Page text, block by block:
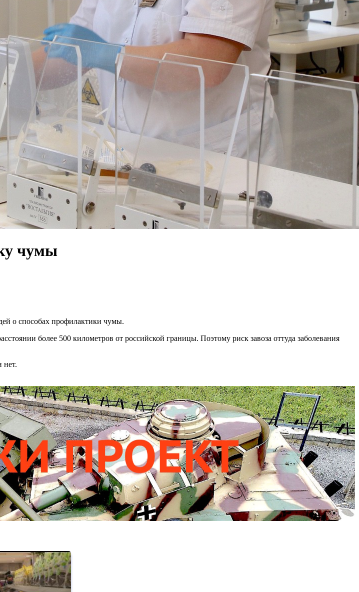
чумы
о способах профилактики чумы.
более 500 километров от российской границы. Поэтому риск завоза оттуда заболевания
нет.